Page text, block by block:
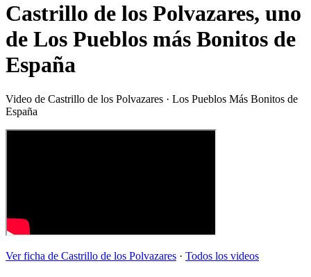
Castrillo de los Polvazares, uno
de Los Pueblos más Bonitos de
España
Video de Castrillo de los Polvazares · Los Pueblos Más Bonitos de
España
Ver ficha de Castrillo de los Polvazares · Todos los videos